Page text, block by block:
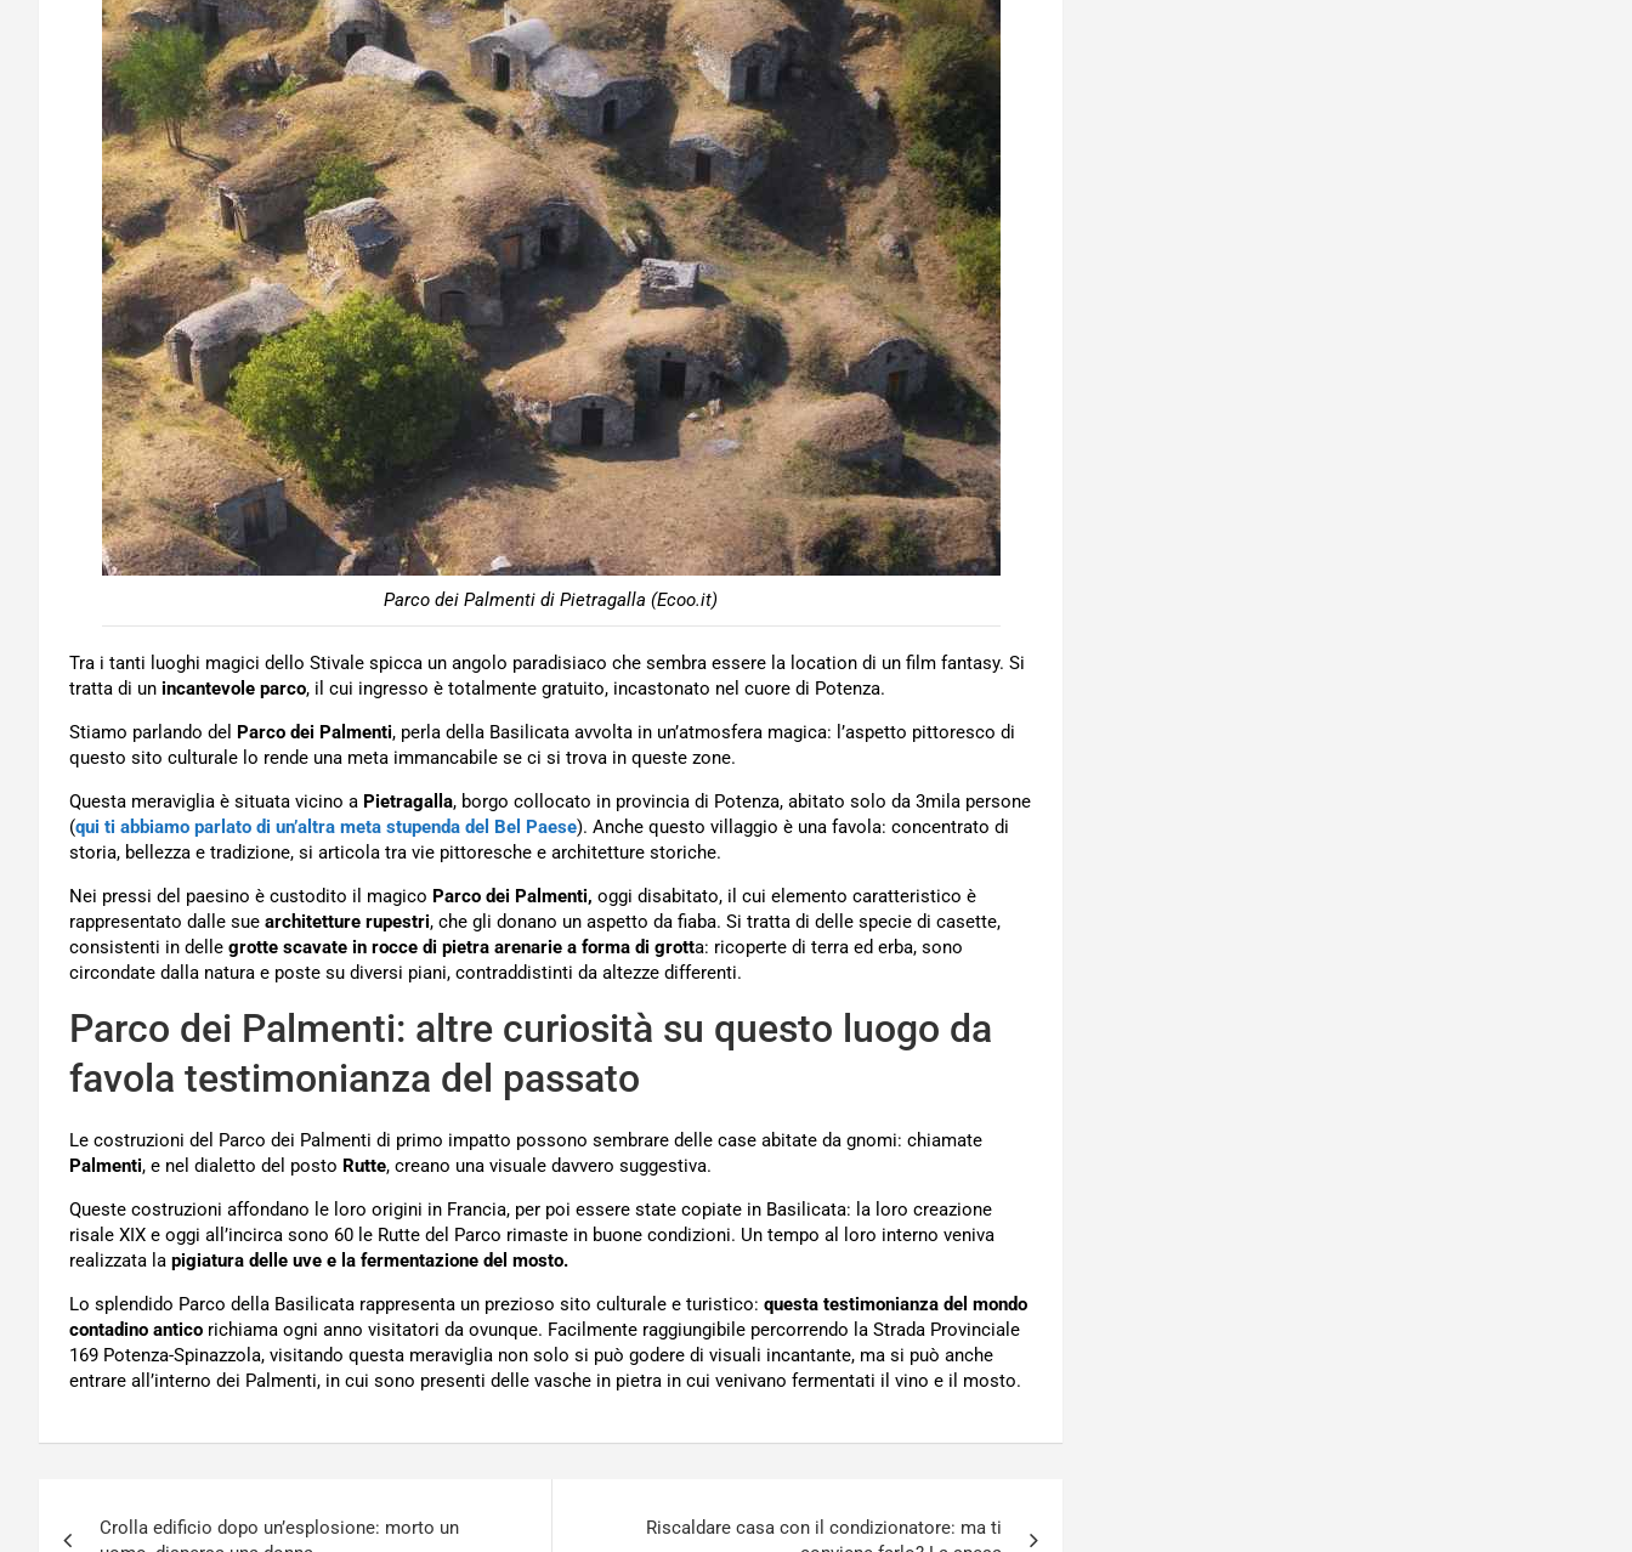
Parco dei Palmenti di Pietragalla (Ecoo.it)
Tra i tanti luoghi magici dello Stivale spicca un angolo paradisiaco che sembra essere la location di un film fantasy. Si
tratta di un incantevole parco, il cui ingresso è totalmente gratuito, incastonato nel cuore di Potenza.
Stiamo parlando del Parco dei Palmenti, perla della Basilicata avvolta in un’atmosfera magica: l’aspetto pittoresco di
questo sito culturale lo rende una meta immancabile se ci si trova in queste zone.
Questa meraviglia è situata vicino a Pietragalla, borgo collocato in provincia di Potenza, abitato solo da 3mila persone
(qui ti abbiamo parlato di un’altra meta stupenda del Bel Paese). Anche questo villaggio è una favola: concentrato di
storia, bellezza e tradizione, si articola tra vie pittoresche e architetture storiche.
Nei pressi del paesino è custodito il magico Parco dei Palmenti, oggi disabitato, il cui elemento caratteristico è
rappresentato dalle sue architetture rupestri, che gli donano un aspetto da fiaba. Si tratta di delle specie di casette,
consistenti in delle grotte scavate in rocce di pietra arenarie a forma di grotta: ricoperte di terra ed erba, sono
circondate dalla natura e poste su diversi piani, contraddistinti da altezze differenti.
Parco dei Palmenti: altre curiosità su questo luogo da
favola testimonianza del passato
Le costruzioni del Parco dei Palmenti di primo impatto possono sembrare delle case abitate da gnomi: chiamate
Palmenti, e nel dialetto del posto Rutte, creano una visuale davvero suggestiva.
Queste costruzioni affondano le loro origini in Francia, per poi essere state copiate in Basilicata: la loro creazione
risale XIX e oggi all’incirca sono 60 le Rutte del Parco rimaste in buone condizioni. Un tempo al loro interno veniva
realizzata la pigiatura delle uve e la fermentazione del mosto.
Lo splendido Parco della Basilicata rappresenta un prezioso sito culturale e turistico: questa testimonianza del mondo
contadino antico richiama ogni anno visitatori da ovunque. Facilmente raggiungibile percorrendo la Strada Provinciale
169 Potenza-Spinazzola, visitando questa meraviglia non solo si può godere di visuali incantante, ma si può anche
entrare all’interno dei Palmenti, in cui sono presenti delle vasche in pietra in cui venivano fermentati il vino e il mosto.
Crolla edificio dopo un’esplosione: morto un
Riscaldare casa con il condizionatore: ma ti